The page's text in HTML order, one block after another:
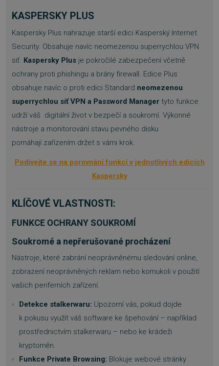
KASPERSKY PLUS
Kaspersky Plus nahrazuje starší edici Kasperský Internet
Security. Obsahuje navíc neomezenou superrychlou VPN
siť. Kaspersky Plus je pokročilé zabezpečení včetně
ochrany proti phishingu a brány firewall. Edice Plus
obsahuje navíc o proti edici Standard neomezenou
superrychlou síť VPN a Password Manager tyto funkce
udrží váš digitální život v bezpečí a soukromí. Výkonné
nástroje a monitorování stavu pevného disku
pomáhají zařízením držet s vámi krok.
Podívejte se na porovnání funkcí v jednotlivých edicích
Kaspersky
KLÍČOVÉ VLASTNOSTI:
FUNKCE OCHRANY SOUKROMÍ
Soukromé a nepřerušované procházení
Nástroje, které zabrání neoprávněnému sledování online,
zobrazení neoprávněných reklam nebo komukoli v použití
vašich periferních zařízení.
Detekce stalkerwaru: Upozorní vás, pokud dojde
k pokusu využít váš software ke špehování – například
prostřednictvím stalkerwaru – nebo ke krádeži
kryptoměn.
Funkce Private Browsing: Blokuje webové stránky